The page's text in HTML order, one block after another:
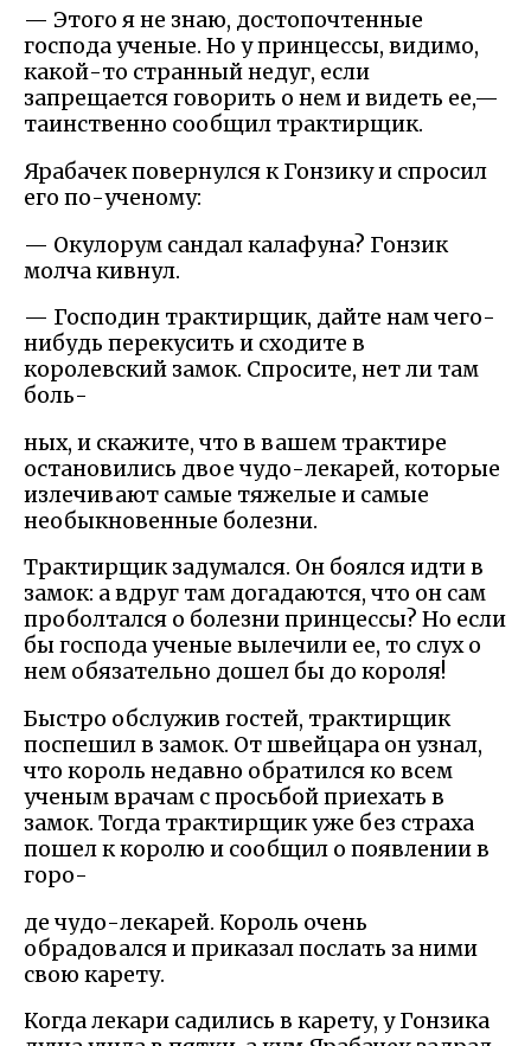
— Этого я не знаю, достопочтенные
господа ученые. Но у принцессы, видимо,
какой-то странный недуг, если
запрещается говорить о нем и видеть ее,—
таинственно сообщил трактирщик.
Ярабачек повернулся к Гонзику и спросил
его по-ученому:
— Окулорум сандал калафуна? Гонзик
молча кивнул.
— Господин трактирщик, дайте нам чего-
нибудь перекусить и сходите в
королевский замок. Спросите, нет ли там
боль-
ных, и скажите, что в вашем трактире
остановились двое чудо-лекарей, которые
излечивают самые тяжелые и самые
необыкновенные болезни.
Трактирщик задумался. Он боялся идти в
замок: а вдруг там догадаются, что он сам
проболтался о болезни принцессы? Но если
бы господа ученые вылечили ее, то слух о
нем обязательно дошел бы до короля!
Быстро обслужив гостей, трактирщик
поспешил в замок. От швейцара он узнал,
что король недавно обратился ко всем
ученым врачам с просьбой приехать в
замок. Тогда трактирщик уже без страха
пошел к королю и сообщил о появлении в
горо-
де чудо-лекарей. Король очень
обрадовался и приказал послать за ними
свою карету.
Когда лекари садились в карету, у Гонзика